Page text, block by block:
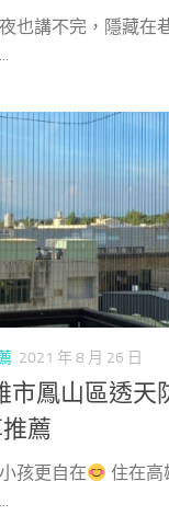
也講不完，隱藏在
2021 年 8 月 26 日
市鳳山區透天
薦
孩更自在
住在高